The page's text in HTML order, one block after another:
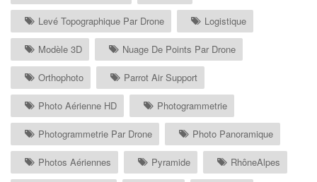
Levé Topographique Par Drone Logistique
Modèle 3D Nuage De Points Par Drone
Orthophoto Parrot Air Support
Photo Aérienne HD Photogrammetrie
Photogrammetrie Par Drone Photo Panoramique
Photos Aériennes Pyramide RhôneAlpes